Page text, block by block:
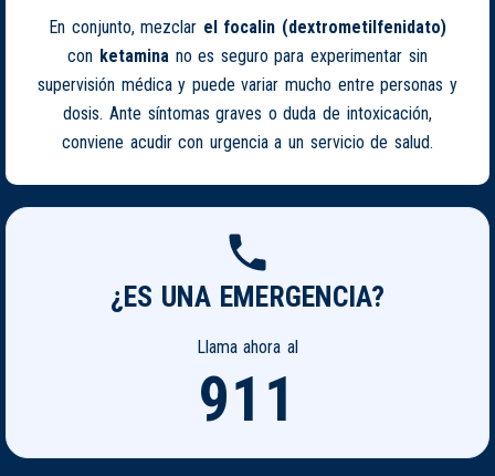
En conjunto, mezclar el focalin (dextrometilfenidato)
con ketamina no es seguro para experimentar sin
supervisión médica y puede variar mucho entre personas y
dosis. Ante síntomas graves o duda de intoxicación,
conviene acudir con urgencia a un servicio de salud.
¿ES UNA EMERGENCIA?
Llama ahora al
911